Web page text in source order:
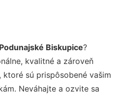
Biskupice?
kvalitné a zároveň
sú prispôsobené vašim
Neváhajte a ozvite sa